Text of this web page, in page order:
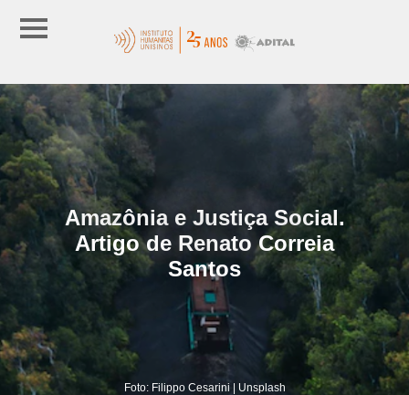
Amazônia e Justiça Social.
Artigo de Renato Correia
Santos
Foto: Filippo Cesarini | Unsplash